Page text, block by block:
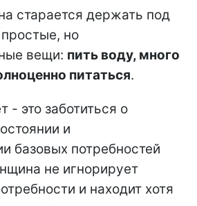
старается держать под
но
вещи: пить воду, много
питаться.
- это заботиться о
и
базовых потребностей
не игнорирует
и находит хотя